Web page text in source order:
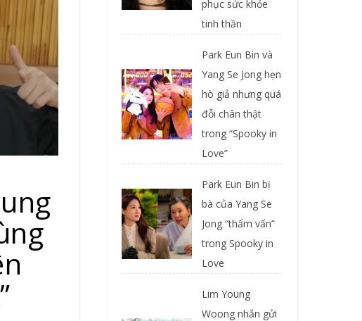
phục sức khỏe
tinh thần
Park Eun Bin và
Yang Se Jong hẹn
hò giả nhưng quá
đỗi chân thật
trong “Spooky in
Love”
Park Eun Bin bị
bà của Yang Se
Jong “thẩm vấn”
trong Spooky in
Love
Lim Young
Woong nhắn gửi